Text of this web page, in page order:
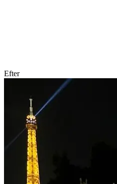
Efter